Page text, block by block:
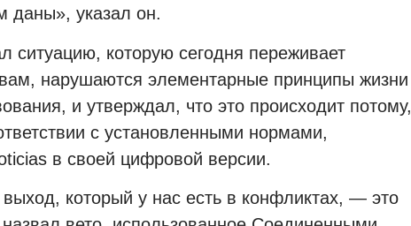
даны», указал он.
ситуацию, которую сегодня переживает
нарушаются элементарные принципы жизни
и утверждал, что это происходит потому,
с установленными нормами,
в своей цифровой версии.
который у нас есть в конфликтах, — это